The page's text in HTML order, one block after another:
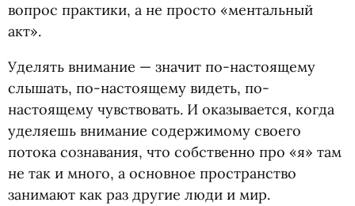
вопрос практики, а не просто «ментальный
акт».
Уделять внимание — значит по-настоящему
слышать, по-настоящему видеть, по-
настоящему чувствовать. И оказывается, когда
уделяешь внимание содержимому своего
потока сознавания, что собственно про «я» там
не так и много, а основное пространство
занимают как раз другие люди и мир.